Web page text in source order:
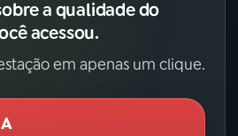
a qualidade do
acessou.
em apenas um clique.